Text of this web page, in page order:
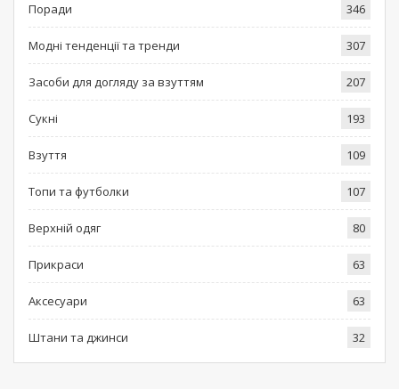
Поради 346
Модні тенденції та тренди 307
Засоби для догляду за взуттям 207
Сукні 193
Взуття 109
Топи та футболки 107
Верхній одяг 80
Прикраси 63
Аксесуари 63
Штани та джинси 32